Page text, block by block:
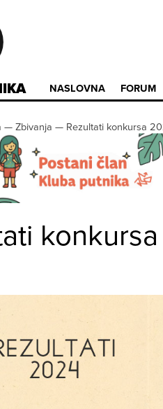
NASLOVNA FORUM
— Zbivanja — Rezultati konkursa